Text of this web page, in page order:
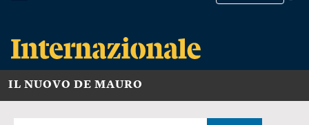
IL NUOVO DE MAURO